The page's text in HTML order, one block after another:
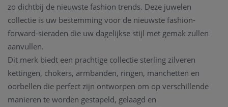
zo dichtbij de nieuwste fashion trends. Deze juwelen
collectie is uw bestemming voor de nieuwste fashion-
forward-sieraden die uw dagelijkse stijl met gemak zullen
aanvullen.
Dit merk biedt een prachtige collectie sterling zilveren
kettingen, chokers, armbanden, ringen, manchetten en
oorbellen die perfect zijn ontworpen om op verschillende
manieren te worden gestapeld, gelaagd en